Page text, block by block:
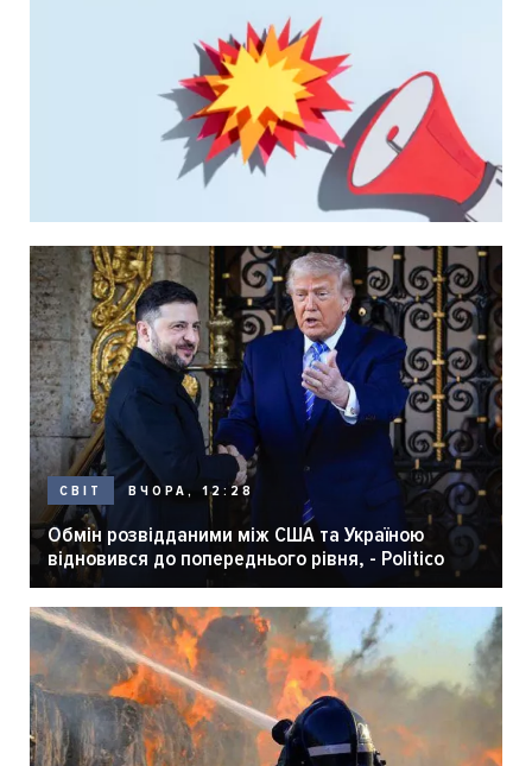
СВІТ ВЧОРА, 12:28
Обмін розвідданими між США та Україною
відновився до попереднього рівня, - Politico